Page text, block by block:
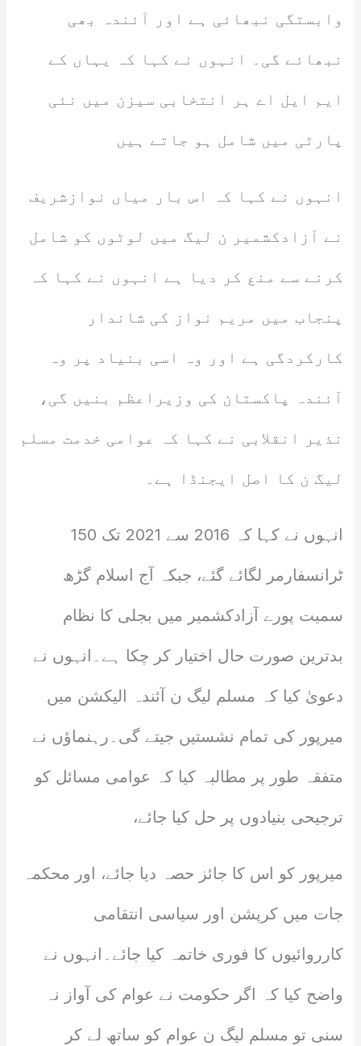
وابستگی نبھائی ہے اور آئندہ بھی
نبھائے گی۔ انہوں نے کہا کہ یہاں کے
ایم ایل اے ہر انتخابی سیزن میں نئی
پارٹی میں شامل ہو جاتے ہیں
انہوں نے کہا کہ اس بار میاں نوازشریف
نے آزادکشمیر ن لیگ میں لوٹوں کو شامل
کرنے سے منع کر دیا ہے انہوں نے کہا کہ
پنجاب میں مریم نواز کی شاندار
کارکردگی ہے اور وہ اسی بنیاد پر وہ
آئندہ پاکستان کی وزیراعظم بنیں گی،
نذیر انقلابی نے کہا کہ عوامی خدمت مسلم
لیگ ن کا اصل ایجنڈا ہے۔
انہوں نے کہا کہ 2016 سے 2021 تک 150
ٹرانسفارمر لگائے گئے، جبکہ آج اسلام گڑھ
سمیت پورے آزادکشمیر میں بجلی کا نظام
بدترین صورت حال اختیار کر چکا ہے۔انہوں نے
دعویٰ کیا کہ مسلم لیگ ن آئندہ الیکشن میں
میرپور کی تمام نشستیں جیتے گی۔رہنماؤں نے
متفقہ طور پر مطالبہ کیا کہ عوامی مسائل کو
ترجیحی بنیادوں پر حل کیا جائے،
میرپور کو اس کا جائز حصہ دیا جائے، اور محکمہ
جات میں کرپشن اور سیاسی انتقامی
کارروائیوں کا فوری خاتمہ کیا جائے۔انہوں نے
واضح کیا کہ اگر حکومت نے عوام کی آواز نہ
سنی تو مسلم لیگ ن عوام کو ساتھ لے کر